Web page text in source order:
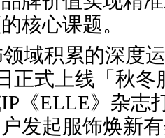
核心课题。
域积累的深度
正式上线「秋
IP《ELLE》杂
发起服饰焕新